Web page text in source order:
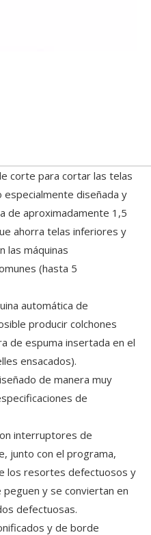
corte para cortar las telas
diseñada y
de aproximadamente 1,5
ahorra telas inferiores y
las máquinas
(hasta 5
automática de
producir colchones
de espuma insertada en el
ensacados).
de manera muy
de
interruptores de
junto con el programa,
los resortes defectuosos y
y se conviertan en
defectuosas.
y de borde